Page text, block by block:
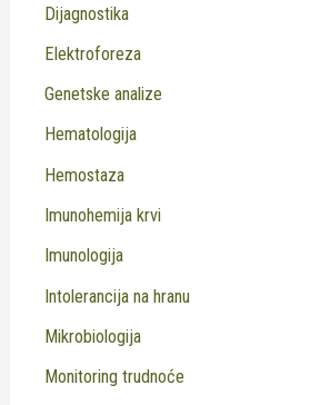
Dijagnostika
Elektroforeza
Genetske analize
Hematologija
Hemostaza
Imunohemija krvi
Imunologija
Intolerancija na hranu
Mikrobiologija
Monitoring trudnoće